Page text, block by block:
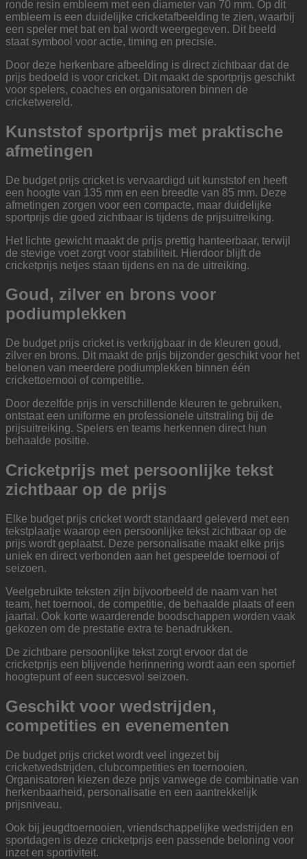
ronde resin embleem met een diameter van 70 mm. Op dit
embleem is een duidelijke cricketafbeelding te zien, waarbij
een speler met bat en bal wordt weergegeven. Dit beeld
staat symbool voor actie, timing en precisie.
Door deze herkenbare afbeelding is direct zichtbaar dat de
prijs bedoeld is voor cricket. Dit maakt de sportprijs geschikt
voor spelers, coaches en organisatoren binnen de
cricketwereld.
Kunststof sportprijs met praktische
afmetingen
De budget prijs cricket is vervaardigd uit kunststof en heeft
een hoogte van 135 mm en een breedte van 85 mm. Deze
afmetingen zorgen voor een compacte, maar duidelijke
sportprijs die goed zichtbaar is tijdens de prijsuitreiking.
Het lichte gewicht maakt de prijs prettig hanteerbaar, terwijl
de stevige voet zorgt voor stabiliteit. Hierdoor blijft de
cricketprijs netjes staan tijdens en na de uitreiking.
Goud, zilver en brons voor
podiumplekken
De budget prijs cricket is verkrijgbaar in de kleuren goud,
zilver en brons. Dit maakt de prijs bijzonder geschikt voor het
belonen van meerdere podiumplekken binnen één
crickettoernooi of competitie.
Door dezelfde prijs in verschillende kleuren te gebruiken,
ontstaat een uniforme en professionele uitstraling bij de
prijsuitreiking. Spelers en teams herkennen direct hun
behaalde positie.
Cricketprijs met persoonlijke tekst
zichtbaar op de prijs
Elke budget prijs cricket wordt standaard geleverd met een
tekstplaatje waarop een persoonlijke tekst zichtbaar op de
prijs wordt geplaatst. Deze personalisatie maakt elke prijs
uniek en direct verbonden aan het gespeelde toernooi of
seizoen.
Veelgebruikte teksten zijn bijvoorbeeld de naam van het
team, het toernooi, de competitie, de behaalde plaats of een
jaartal. Ook korte waarderende boodschappen worden vaak
gekozen om de prestatie extra te benadrukken.
De zichtbare persoonlijke tekst zorgt ervoor dat de
cricketprijs een blijvende herinnering wordt aan een sportief
hoogtepunt of een succesvol seizoen.
Geschikt voor wedstrijden,
competities en evenementen
De budget prijs cricket wordt veel ingezet bij
cricketwedstrijden, clubcompetities en toernooien.
Organisatoren kiezen deze prijs vanwege de combinatie van
herkenbaarheid, personalisatie en een aantrekkelijk
prijsniveau.
Ook bij jeugdtoernooien, vriendschappelijke wedstrijden en
sportdagen is deze cricketprijs een passende beloning voor
inzet en sportiviteit.